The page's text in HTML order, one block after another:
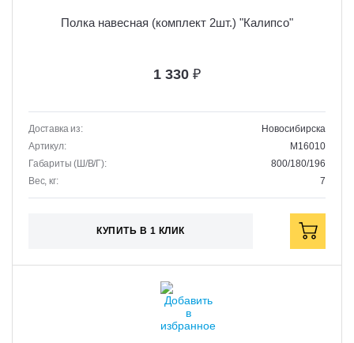
Полка навесная (комплект 2шт.) "Калипсо"
1 330 ₽
Доставка из:
Новосибирска
Артикул:
M16010
Габариты (Ш/В/Г):
800/180/196
Вес, кг:
7
КУПИТЬ В 1 КЛИК